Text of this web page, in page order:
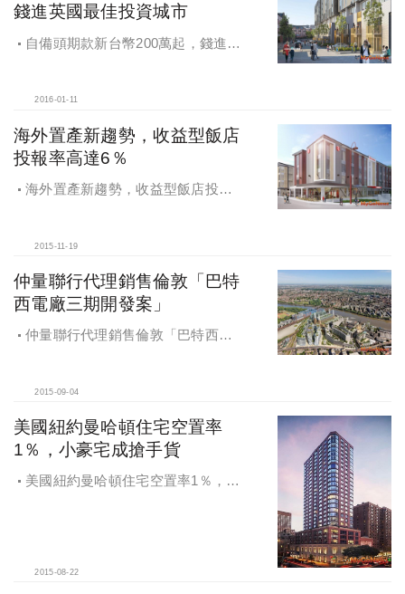
錢進英國最佳投資城市
自備頭期款新台幣200萬起，錢進英
2016-01-11
海外置產新趨勢，收益型飯店
投報率高達6％
海外置產新趨勢，收益型飯店投報
2015-11-19
仲量聯行代理銷售倫敦「巴特
西電廠三期開發案」
仲量聯行代理銷售倫敦「巴特西電
2015-09-04
美國紐約曼哈頓住宅空置率
1％，小豪宅成搶手貨
美國紐約曼哈頓住宅空置率1％，小
2015-08-22